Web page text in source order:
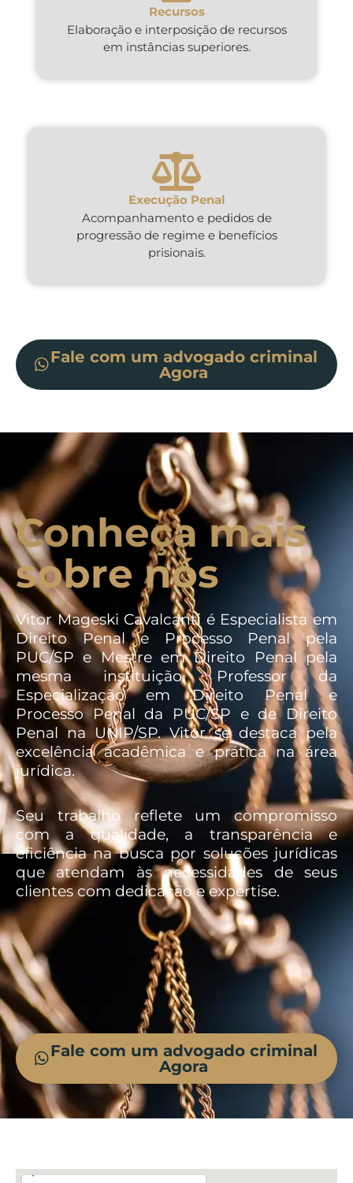
Recursos
Elaboração e interposição de recursos
em instâncias superiores.
Execução Penal
Acompanhamento e pedidos de
progressão de regime e benefícios
prisionais.
Fale com um advogado criminal
Agora
Conheça mais
sobre nós
Vitor Mageski Cavalcanti é Especialista em
Direito Penal e Processo Penal pela
PUC/SP e Mestre em Direito Penal pela
mesma instituição. Professor da
Especialização em Direito Penal e
Processo Penal da PUC/SP e de Direito
Penal na UNIP/SP. Vitor se destaca pela
excelência acadêmica e prática na área
jurídica.
Seu trabalho reflete um compromisso
com a qualidade, a transparência e
eficiência na busca por soluções jurídicas
que atendam às necessidades de seus
clientes com dedicação e expertise.
Fale com um advogado criminal
Agora